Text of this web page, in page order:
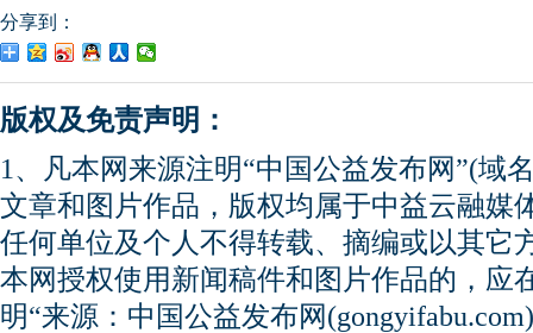
分享到：
版权及免责声明：
1、凡本网来源注明“中国公益发布网”(域
文章和图片作品，版权均属于中益云融媒
任何单位及个人不得转载、摘编或以其它
本网授权使用新闻稿件和图片作品的，应
明“来源：中国公益发布网